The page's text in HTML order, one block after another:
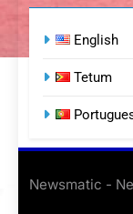
English
Tetum
Newsmatic -